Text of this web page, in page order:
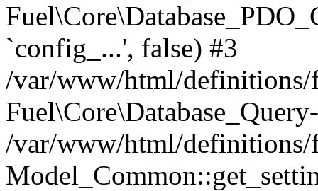
`config_...', false) #3
/var/www/html/definitions/
/var/www/html/definitions/